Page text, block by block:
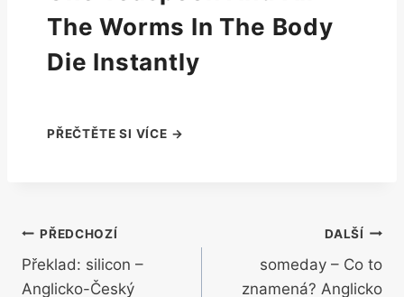
The Worms In The Body
Die Instantly
Navigace
pro
PŘEDCHOZÍ
Překlad: silicon –
Anglicko-Český
DALŠÍ
someday – Co to
znamená? Anglicko